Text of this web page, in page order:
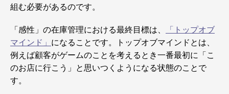
組む必要があるのです。
「感性」の在庫管理における最終目標は、
「トップオブ
マインド」 になることです。トップオブマインドとは、
例えば顧客がゲームのことを考えるとき一番最初に「こ
のお店に行こう」と思いつくようになる状態のことで
す。